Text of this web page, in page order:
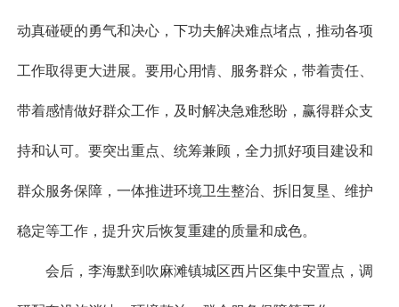
动真碰硬的勇气和决心，下功夫解决难点堵点，推动各项
工作取得更大进展。要用心用情、服务群众，带着责任、
带着感情做好群众工作，及时解决急难愁盼，赢得群众支
持和认可。要突出重点、统筹兼顾，全力抓好项目建设和
群众服务保障，一体推进环境卫生整治、拆旧复垦、维护
稳定等工作，提升灾后恢复重建的质量和成色。
会后，李海默到吹麻滩镇城区西片区集中安置点，调